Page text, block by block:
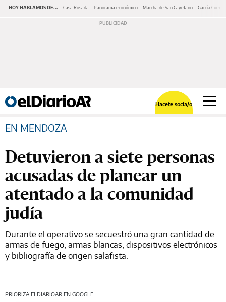
HOY HABLAMOS DE... Casa Rosada Panorama económico Marcha de San Cayetano García Cuerva
Hacete socia/o
EN MENDOZA
Detuvieron a siete personas
acusadas de planear un
atentado a la comunidad
judía
Durante el operativo se secuestró una gran cantidad de
armas de fuego, armas blancas, dispositivos electrónicos
y bibliografía de origen salafista.
PRIORIZA ELDIARIOAR EN GOOGLE